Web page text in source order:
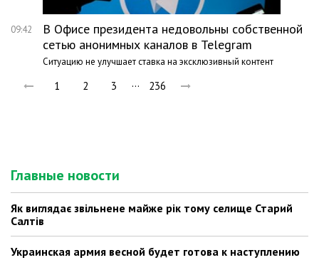
09:42
В Офисе президента недовольны собственной
сетью анонимных каналов в Telegram
Ситуацию не улучшает ставка на эксклюзивный контент
1 2 3 … 236
Главные новости
Як виглядає звільнене майже рік тому селище Старий
Салтів
Украинская армия весной будет готова к наступлению